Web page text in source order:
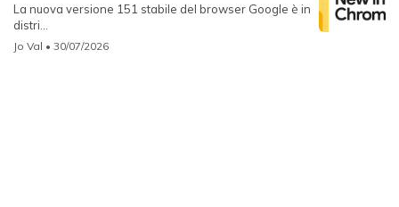
La nuova versione 151 stabile del browser Google è in
distri...
Jo Val • 30/07/2026